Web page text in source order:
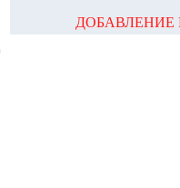
ДОБАВЛЕНИЕ